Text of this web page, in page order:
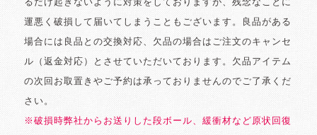
るだけ起きないように対策をしておりますが、残念なことに
運悪く破損して届いてしまうこともございます。良品がある
場合には良品との交換対応、欠品の場合はご注文のキャンセ
ル（返金対応）とさせていただいております。欠品アイテム
の次回お取置きやご予約は承っておりませんのでご了承くだ
さい。
※破損時弊社からお送りした段ボール、緩衝材など原状回復